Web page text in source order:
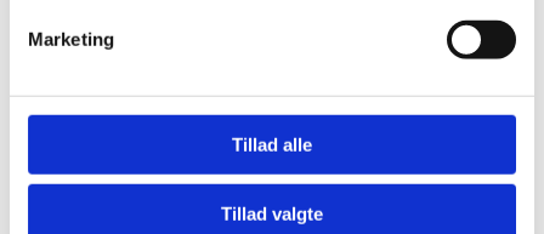
Marketing
Tillad alle
Tillad valgte
FGU+ Teknologi
Vores skoler
FGU Valby